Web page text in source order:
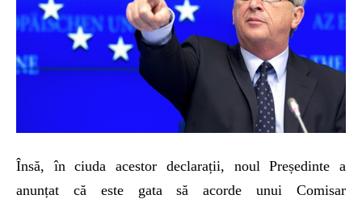
Însă, în ciuda acestor declarații, noul Președinte a
anunțat că este gata să acorde unui Comisar